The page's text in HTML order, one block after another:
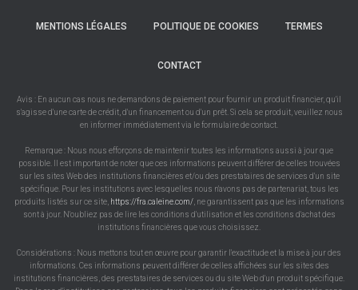
MENTIONS LÉGALES POLITIQUE DE COOKIES TERMES
CONTACT
Avis : En aucun cas nous ne demandons de paiement pour fournir un produit financier, qu'il
s'agisse d'une carte de crédit, d'un financement ou d'un prêt. Si cela se produit, veuillez nous
en informer immédiatement via le formulaire de contact.
Remarque : Nous nous efforçons de maintenir toutes les informations aussi à jour que
possible. Il est important de noter que ces informations peuvent différer de celles trouvées
sur les sites Web des institutions financières et/ou des prestataires de services d'un site
spécifique. Pour les institutions avec lesquelles nous n'avons pas de partenariat, tous les
produits listés sur ce site, https://fra.caleine.com/, ne garantissent pas que les informations
sont à jour. N'oubliez pas de lire les conditions d'utilisation et les conditions d'achat des
institutions financières que vous choisissez.
Considérations : Nous mettons tout en œuvre pour garantir l'exactitude et la mise à jour des
informations. Ces informations peuvent différer de celles affichées sur les sites des
institutions financières, des prestataires de services ou du site Web d'un produit spécifique.